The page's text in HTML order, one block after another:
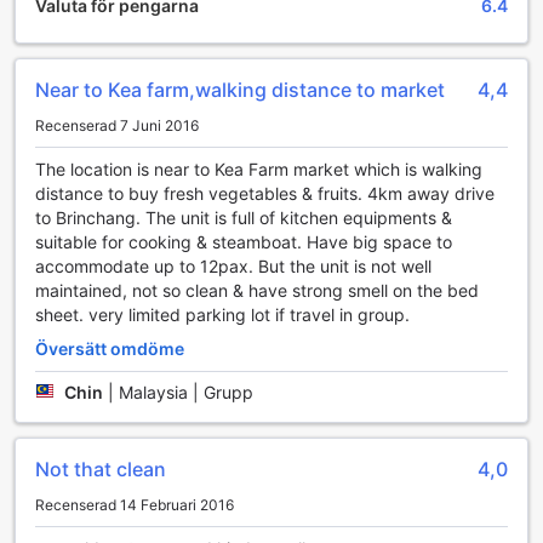
Dessutom har alla rum på Shima's Apartment & Penthouse
kontakten med omvärlden. Oavsett om du vill dela dina
fantastiska reseupplevelser på sociala medier, streama din
favoritserie eller arbeta på distans, så är den snabba och
pålitliga internetuppkopplingen alltid tillgänglig. Med dessa
bekvämligheter kan du njuta av en stressfri och produktiv
vistelse i de natursköna Cameron Highlands.
Transportmöjligheter på Shima's Apartment & Penthouse
@ Rose Apartment
Shima's Apartment & Penthouse @ Rose Apartment
erbjuder sina gäster en bekväm och lättillgänglig
transportlösning med ett välutrustat parkeringsområde.
Med en egen parkering på plats kan du enkelt parkera din
bil utan att behöva oroa dig för att hitta en ledig plats i
området. Detta gör det enkelt för gäster som reser med bil
att njuta av sin vistelse utan stress.
Dessutom är parkeringen kostnadsfri, vilket ger extra
Cameron Highlands och dess omgivningar i din egen takt,
Valuta för pengarna 6.4
Near to Kea farm,walking distance to market 4,4
Recenserad 7 Juni 2016
The location is near to Kea Farm market which is walking
distance to buy fresh vegetables & fruits. 4km away drive
to Brinchang. The unit is full of kitchen equipments &
suitable for cooking & steamboat. Have big space to
accommodate up to 12pax. But the unit is not well
maintained, not so clean & have strong smell on the bed
sheet. very limited parking lot if travel in group.
Översätt omdöme
Chin Malaysia | Grupp
Not that clean 4,0
Recenserad 14 Februari 2016